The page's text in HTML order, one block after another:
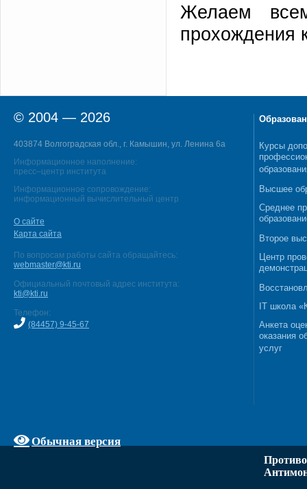
Желаем
прохождения
© 2004 — 2026
403874 Волгоградская обл., г. Камышин, ул. Ленина 6а
Информационное наполнение:
пресс–центр института
Информационное сопровождение:
информационный вычислительный центр
О сайте
Карта сайта
По вопросам работы сайта обращайтесь:
webmaster@kti.ru
Официальный почтовый адрес института:
kti@kti.ru
Телефон:
(84457) 9-45-67
Обычная версия
Курсы
Высшее
Среднее
Второе
Центр
IT школа
Анкета
оказания
услуг